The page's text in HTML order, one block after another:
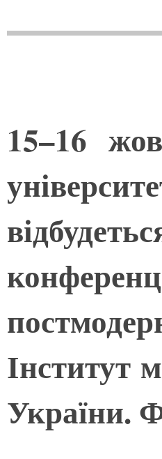
15–16
Інститут
України.